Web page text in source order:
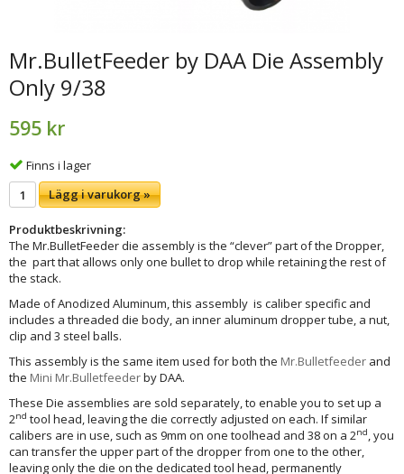
Mr.BulletFeeder by DAA Die Assembly
Only 9/38
595 kr
Finns i lager
Lägg i varukorg »
Produktbeskrivning:
The Mr.BulletFeeder die assembly is the “clever” part of the Dropper,
the part that allows only one bullet to drop while retaining the rest of
the stack.
Made of Anodized Aluminum, this assembly is caliber specific and
includes a threaded die body, an inner aluminum dropper tube, a nut,
clip and 3 steel balls.
This assembly is the same item used for both the Mr.Bulletfeeder and
the Mini Mr.Bulletfeederby DAA.
These Die assemblies are sold separately, to enable you to set up a
2nd tool head, leaving the die correctly adjusted on each. If similar
calibers are in use, such as 9mm on one toolhead and 38 on a 2nd, you
can transfer the upper part of the dropper from one to the other,
leaving only the die on the dedicated tool head, permanently